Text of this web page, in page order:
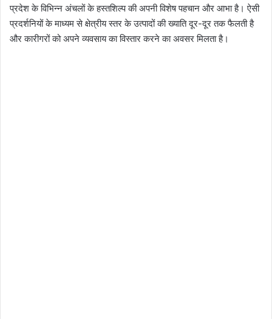
प्रदेश के विभिन्न अंचलों के हस्तशिल्प की अपनी विशेष पहचान और आभा है। ऐसी
प्रदर्शनियों के माध्यम से क्षेत्रीय स्तर के उत्पादों की ख्याति दूर-दूर तक फैलती है
और कारीगरों को अपने व्यवसाय का विस्तार करने का अवसर मिलता है।